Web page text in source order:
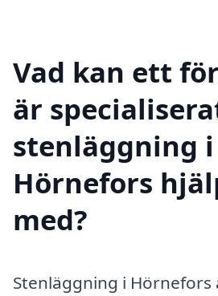
Vad kan ett
är
stenläggning i
Hörnefors
med?
Stenläggning i Hörnefors